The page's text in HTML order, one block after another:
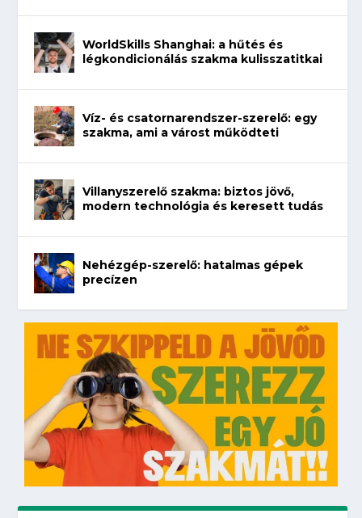
WorldSkills Shanghai: a hűtés és
légkondicionálás szakma kulisszatitkai
Víz- és csatornarendszer-szerelő: egy
szakma, ami a várost működteti
Villanyszerelő szakma: biztos jövő,
modern technológia és keresett tudás
Nehézgép-szerelő: hatalmas gépek
precízen